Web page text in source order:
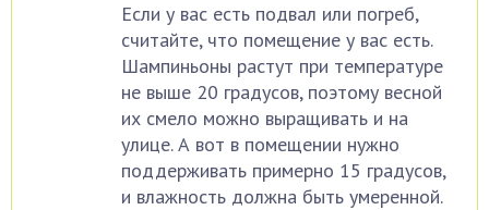
Если у вас есть подвал или погреб,
считайте, что помещение у вас есть.
Шампиньоны растут при температуре
не выше 20 градусов, поэтому весной
их смело можно выращивать и на
улице. А вот в помещении нужно
поддерживать примерно 15 градусов,
и влажность должна быть умеренной.